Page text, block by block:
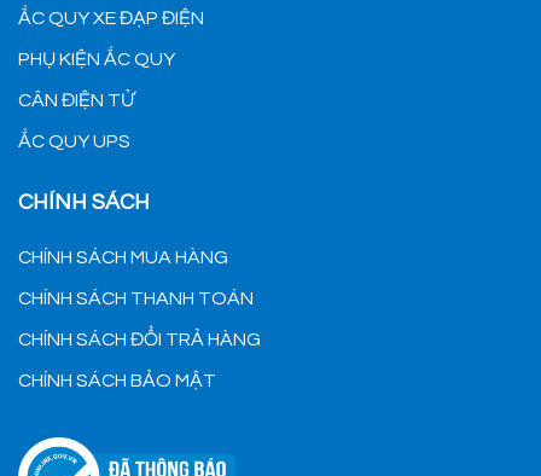
ẮC QUY XE ĐẠP ĐIỆN
PHỤ KIỆN ẮC QUY
CÂN ĐIỆN TỬ
ẮC QUY UPS
CHÍNH SÁCH
CHÍNH SÁCH MUA HÀNG
CHÍNH SÁCH THANH TOÁN
CHÍNH SÁCH ĐỔI TRẢ HÀNG
CHÍNH SÁCH BẢO MẬT